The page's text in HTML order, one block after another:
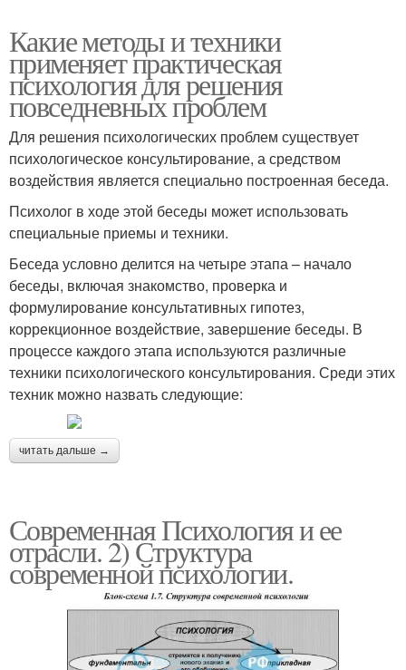
Какие методы и техники
применяет практическая
психология для решения
повседневных проблем
Для решения психологических проблем существует
психологическое консультирование, а средством
воздействия является специально построенная беседа.
Психолог в ходе этой беседы может использовать
специальные приемы и техники.
Беседа условно делится на четыре этапа – начало
беседы, включая знакомство, проверка и
формулирование консультативных гипотез,
коррекционное воздействие, завершение беседы. В
процессе каждого этапа используются различные
техники психологического консультирования. Среди этих
техник можно назвать следующие:
читать дальше →
Современная Психология и ее
отрасли. 2) Структура
современной психологии.